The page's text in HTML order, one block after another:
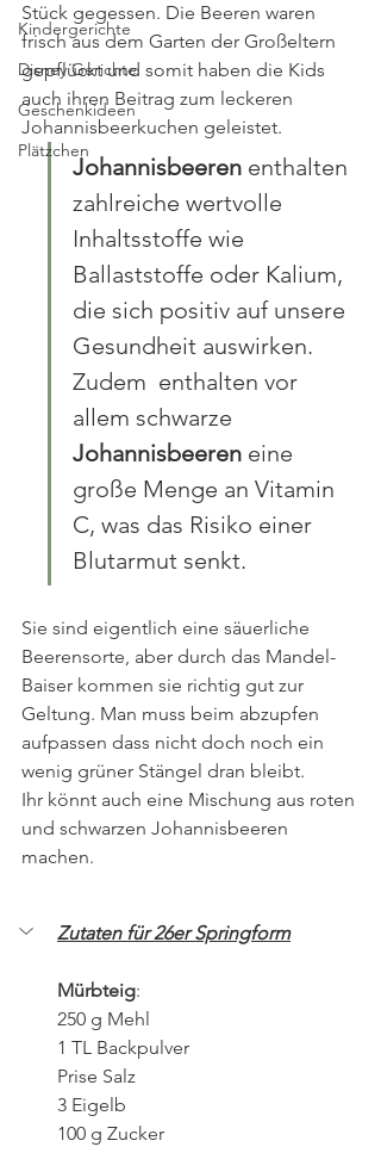
Kindergerichte
Disney Gerichte
Geschenkideen
Plätzchen
Stück gegessen. Die Beeren waren
frisch aus dem Garten der Großeltern
gepflückt und somit haben die Kids
auch ihren Beitrag zum leckeren
Johannisbeerkuchen geleistet.
Johannisbeeren enthalten
zahlreiche wertvolle
Inhaltsstoffe wie
Ballaststoffe oder Kalium,
die sich positiv auf unsere
Gesundheit auswirken.
Zudem  enthalten vor
allem schwarze
Johannisbeeren eine
große Menge an Vitamin
C, was das Risiko einer
Blutarmut senkt.
Sie sind eigentlich eine säuerliche
Beerensorte, aber durch das Mandel-
Baiser kommen sie richtig gut zur
Geltung. Man muss beim abzupfen
aufpassen dass nicht doch noch ein
wenig grüner Stängel dran bleibt.
Ihr könnt auch eine Mischung aus roten
und schwarzen Johannisbeeren
machen.
Zutaten für 26er Springform
Mürbteig:
250 g Mehl
1 TL Backpulver
Prise Salz
3 Eigelb
100 g Zucker